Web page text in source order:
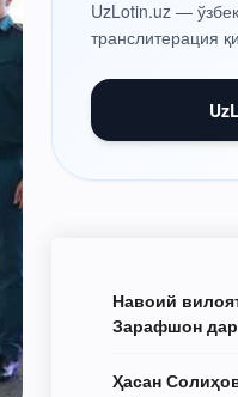
UzLotin.uz —
транслитерация
Навоий
Зарафшон
Ҳасан